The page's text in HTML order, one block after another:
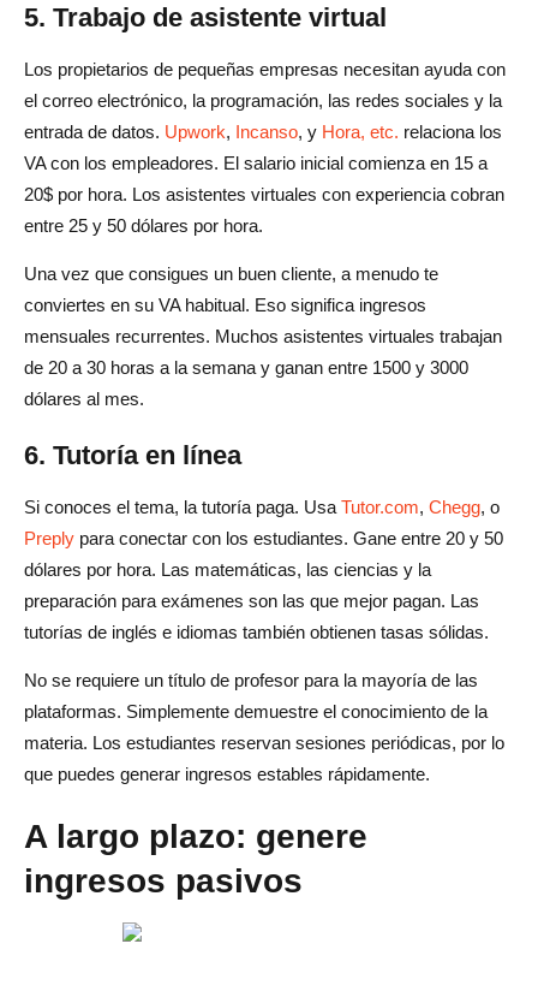
5. Trabajo de asistente virtual
Los propietarios de pequeñas empresas necesitan ayuda con
el correo electrónico, la programación, las redes sociales y la
entrada de datos. Upwork, Incanso, y Hora, etc. relaciona los
VA con los empleadores. El salario inicial comienza en 15 a
20$ por hora. Los asistentes virtuales con experiencia cobran
entre 25 y 50 dólares por hora.
Una vez que consigues un buen cliente, a menudo te
conviertes en su VA habitual. Eso significa ingresos
mensuales recurrentes. Muchos asistentes virtuales trabajan
de 20 a 30 horas a la semana y ganan entre 1500 y 3000
dólares al mes.
6. Tutoría en línea
Si conoces el tema, la tutoría paga. Usa Tutor.com, Chegg, o
Preply para conectar con los estudiantes. Gane entre 20 y 50
dólares por hora. Las matemáticas, las ciencias y la
preparación para exámenes son las que mejor pagan. Las
tutorías de inglés e idiomas también obtienen tasas sólidas.
No se requiere un título de profesor para la mayoría de las
plataformas. Simplemente demuestre el conocimiento de la
materia. Los estudiantes reservan sesiones periódicas, por lo
que puedes generar ingresos estables rápidamente.
A largo plazo: genere
ingresos pasivos